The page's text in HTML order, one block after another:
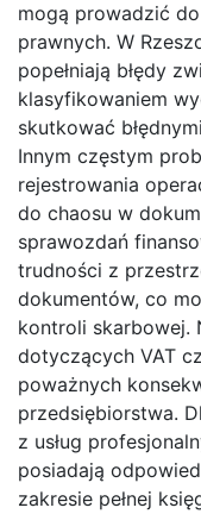
mogą prowadzić
prawnych. W
popełniają błędy
klasyfikowaniem
skutkować
Innym częstym
rejestrowania
do chaosu w
sprawozdań
trudności z
dokumentów, co
kontroli skarbowej.
dotyczących VAT
poważnych
przedsiębiorstwa.
z usług
posiadają
zakresie pełnej